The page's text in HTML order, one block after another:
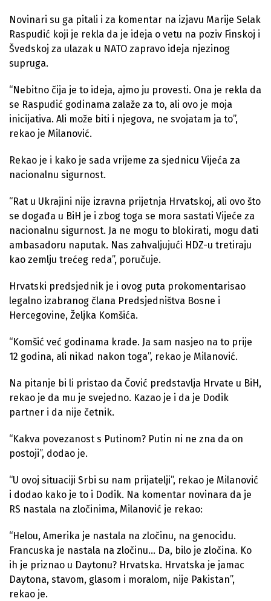
Novinari su ga pitali i za komentar na izjavu Marije Selak
Raspudić koji je rekla da je ideja o vetu na poziv Finskoj i
Švedskoj za ulazak u NATO zapravo ideja njezinog
supruga.
“Nebitno čija je to ideja, ajmo ju provesti. Ona je rekla da
se Raspudić godinama zalaže za to, ali ovo je moja
inicijativa. Ali može biti i njegova, ne svojatam ja to”,
rekao je Milanović.
Rekao je i kako je sada vrijeme za sjednicu Vijeća za
nacionalnu sigurnost.
“Rat u Ukrajini nije izravna prijetnja Hrvatskoj, ali ovo što
se događa u BiH je i zbog toga se mora sastati Vijeće za
nacionalnu sigurnost. Ja ne mogu to blokirati, mogu dati
ambasadoru naputak. Nas zahvaljujući HDZ-u tretiraju
kao zemlju trećeg reda”, poručuje.
Hrvatski predsjednik je i ovog puta prokomentarisao
legalno izabranog člana Predsjedništva Bosne i
Hercegovine, Željka Komšića.
“Komšić već godinama krade. Ja sam nasjeo na to prije
12 godina, ali nikad nakon toga”, rekao je Milanović.
Na pitanje bi li pristao da Čović predstavlja Hrvate u BiH,
rekao je da mu je svejedno. Kazao je i da je Dodik
partner i da nije četnik.
“Kakva povezanost s Putinom? Putin ni ne zna da on
postoji”, dodao je.
“U ovoj situaciji Srbi su nam prijatelji”, rekao je Milanović
i dodao kako je to i Dodik. Na komentar novinara da je
RS nastala na zločinima, Milanović je rekao:
“Helou, Amerika je nastala na zločinu, na genocidu.
Francuska je nastala na zločinu… Da, bilo je zločina. Ko
ih je priznao u Daytonu? Hrvatska. Hrvatska je jamac
Daytona, stavom, glasom i moralom, nije Pakistan”,
rekao je.